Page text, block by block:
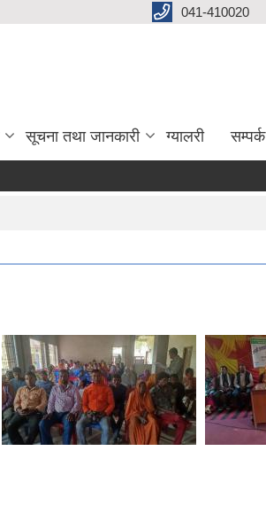
041-410020
सूचना तथा जानकारी ग्यालरी सम्पर्क